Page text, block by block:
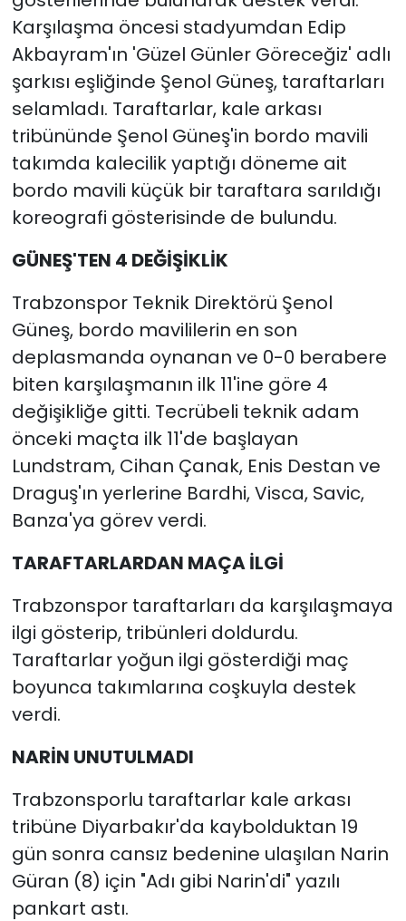
Karşılaşma öncesi stadyumdan Edip
Akbayram'ın 'Güzel Günler Göreceğiz' adlı
şarkısı eşliğinde Şenol Güneş, taraftarları
selamladı. Taraftarlar, kale arkası
tribününde Şenol Güneş'in bordo mavili
takımda kalecilik yaptığı döneme ait
bordo mavili küçük bir taraftara sarıldığı
koreografi gösterisinde de bulundu.
GÜNEŞ'TEN 4 DEĞİŞİKLİK
Trabzonspor Teknik Direktörü Şenol
Güneş, bordo mavililerin en son
deplasmanda oynanan ve 0-0 berabere
biten karşılaşmanın ilk 11'ine göre 4
değişikliğe gitti. Tecrübeli teknik adam
önceki maçta ilk 11'de başlayan
Lundstram, Cihan Çanak, Enis Destan ve
Draguş'ın yerlerine Bardhi, Visca, Savic,
Banza'ya görev verdi.
TARAFTARLARDAN MAÇA İLGİ
Trabzonspor taraftarları da karşılaşmaya
ilgi gösterip, tribünleri doldurdu.
Taraftarlar yoğun ilgi gösterdiği maç
boyunca takımlarına coşkuyla destek
verdi.
NARİN UNUTULMADI
Trabzonsporlu taraftarlar kale arkası
tribüne Diyarbakır'da kaybolduktan 19
gün sonra cansız bedenine ulaşılan Narin
Güran (8) için "Adı gibi Narin'di" yazılı
pankart astı.